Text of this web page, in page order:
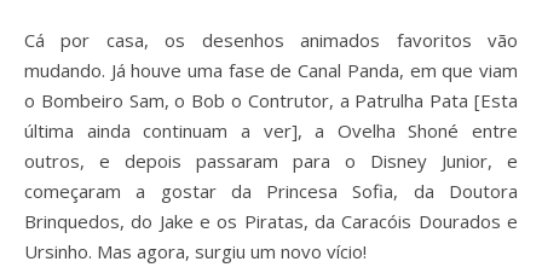
Cá por casa, os desenhos animados favoritos vão
mudando. Já houve uma fase de Canal Panda, em que viam
o Bombeiro Sam, o Bob o Contrutor, a Patrulha Pata [Esta
última ainda continuam a ver], a Ovelha Shoné entre
outros, e depois passaram para o Disney Junior, e
começaram a gostar da Princesa Sofia, da Doutora
Brinquedos, do Jake e os Piratas, da Caracóis Dourados e
Ursinho. Mas agora, surgiu um novo vício!